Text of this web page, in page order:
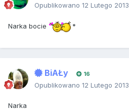
Opublikowano 12 Lutego 2013
Narka bocie *
BiAŁy 16
Opublikowano 12 Lutego 2013
Narka